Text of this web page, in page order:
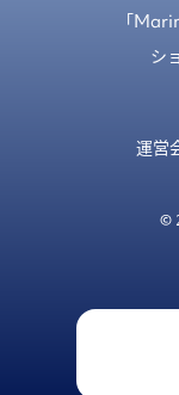
「
シ
運営
©